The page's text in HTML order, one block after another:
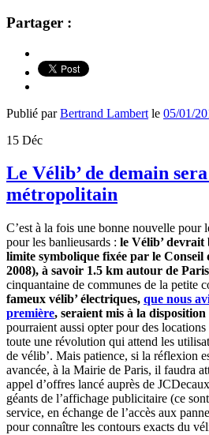
Partager :
Publié parBertrand Lambert le 05/01/
15 Déc
Le Vélib’ de demain
métropolitain
C’est à la fois une bonne nouvelle pour
pour les banlieusards : le Vélib’
limite symbolique fixée par le
2008), à savoir 1.5 km autour de Paris
cinquantaine de communes de la petite
fameux vélib’ électriques, que nous
première, seraient mis à la disposition
pourraient aussi opter pour des
toute une révolution qui attend les
de vélib’. Mais patience, si la réflexion
avancée, à la Mairie de Paris, il faudra
appel d’offres lancé auprès de
géants de l’affichage publicitaire (ce
service, en échange de l’accès aux
pour connaître les contours exacts du